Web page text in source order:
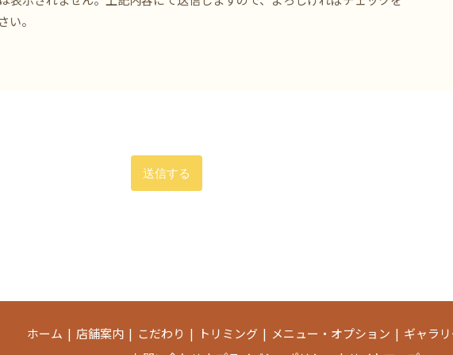
い。
ホーム 店舗案内 こだわり トリミング メニュー・オプション ギャラ